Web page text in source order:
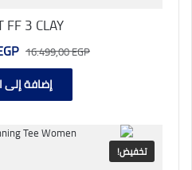
FF 3 CLAY
16.499,00EGP
هو:
إضافة إلى
تخفيض!